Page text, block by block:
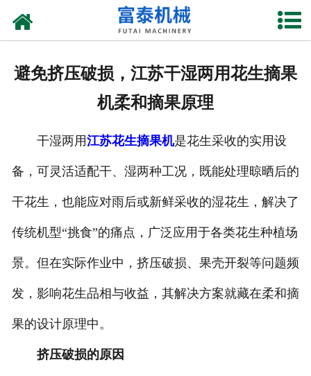
厂房设备
联系我们
避免挤压破损，江苏干湿两用花生摘果
机柔和摘果原理
干湿两用江苏花生摘果机是花生采收的实用设
备，可灵活适配干、湿两种工况，既能处理晾晒后的
干花生，也能应对雨后或新鲜采收的湿花生，解决了
传统机型“挑食”的痛点，广泛应用于各类花生种植场
景。但在实际作业中，挤压破损、果壳开裂等问题频
发，影响花生品相与收益，其解决方案就藏在柔和摘
果的设计原理中。
挤压破损的原因